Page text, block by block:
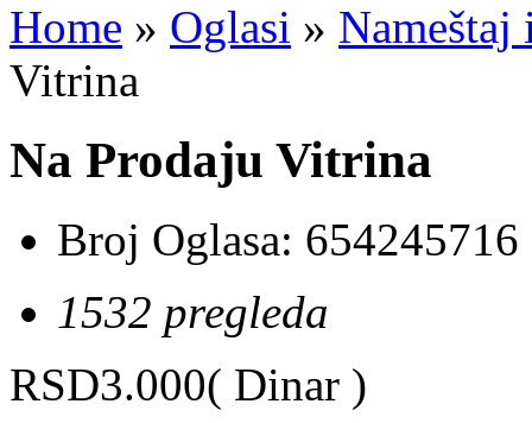
Home » Oglasi » Nameštaj
Vitrina
Na Prodaju Vitrina
Broj Oglasa: 654245716
1532 pregleda
RSD3.000( Dinar )